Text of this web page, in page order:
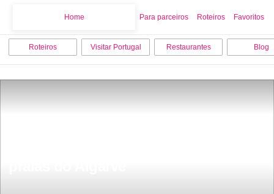
Home Para parceiros Roteiros Favoritos
Roteiros Visitar Portugal Restaurantes Blog